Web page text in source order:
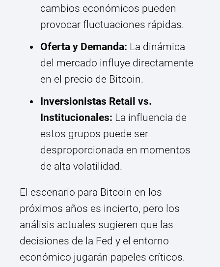
cambios económicos pueden
provocar fluctuaciones rápidas.
Oferta y Demanda: La dinámica
del mercado influye directamente
en el precio de Bitcoin.
Inversionistas Retail vs.
Institucionales: La influencia de
estos grupos puede ser
desproporcionada en momentos
de alta volatilidad.
El escenario para Bitcoin en los
próximos años es incierto, pero los
análisis actuales sugieren que las
decisiones de la Fed y el entorno
económico jugarán papeles críticos.